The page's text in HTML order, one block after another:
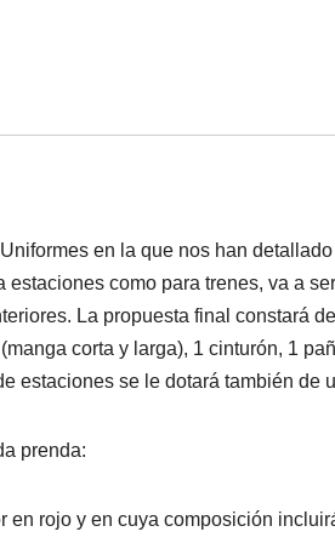
en la que nos han
como para trenes, va a
La propuesta final constará
corta y larga), 1 cinturón, 1
estaciones se le dotará también de
prenda:
en rojo y en cuya composición